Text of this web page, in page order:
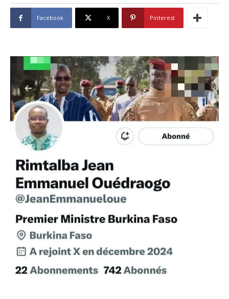
Facebook X Pinterest